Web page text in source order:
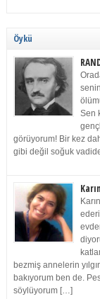
Öykü
Sen
görüyorum! Bir kez
gibi değil soğuk
bezmiş annelerin
bakıyorum ben de.
söylüyorum […]